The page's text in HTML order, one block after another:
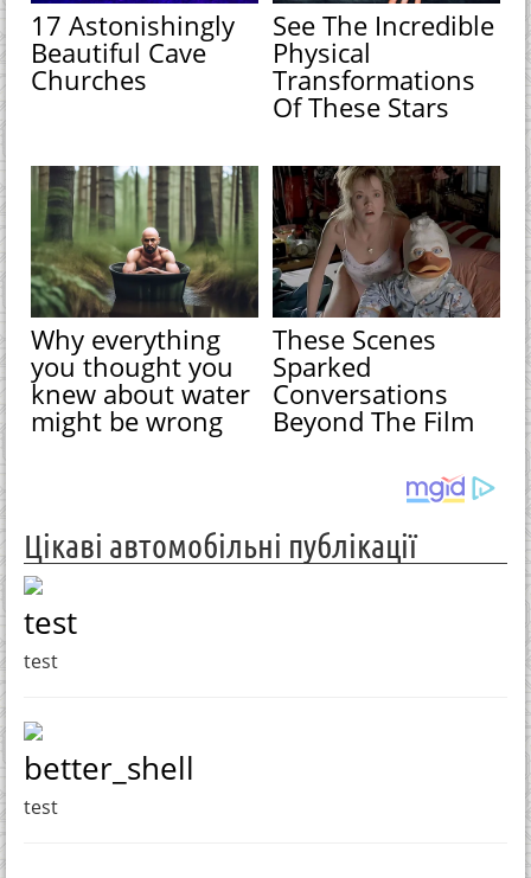
17 Astonishingly
Beautiful Cave
Churches
See The Incredible
Physical
Transformations
Of These Stars
Why everything
you thought you
knew about water
might be wrong
These Scenes
Sparked
Conversations
Beyond The Film
Цікаві автомобільні публікації
test
test
better_shell
test